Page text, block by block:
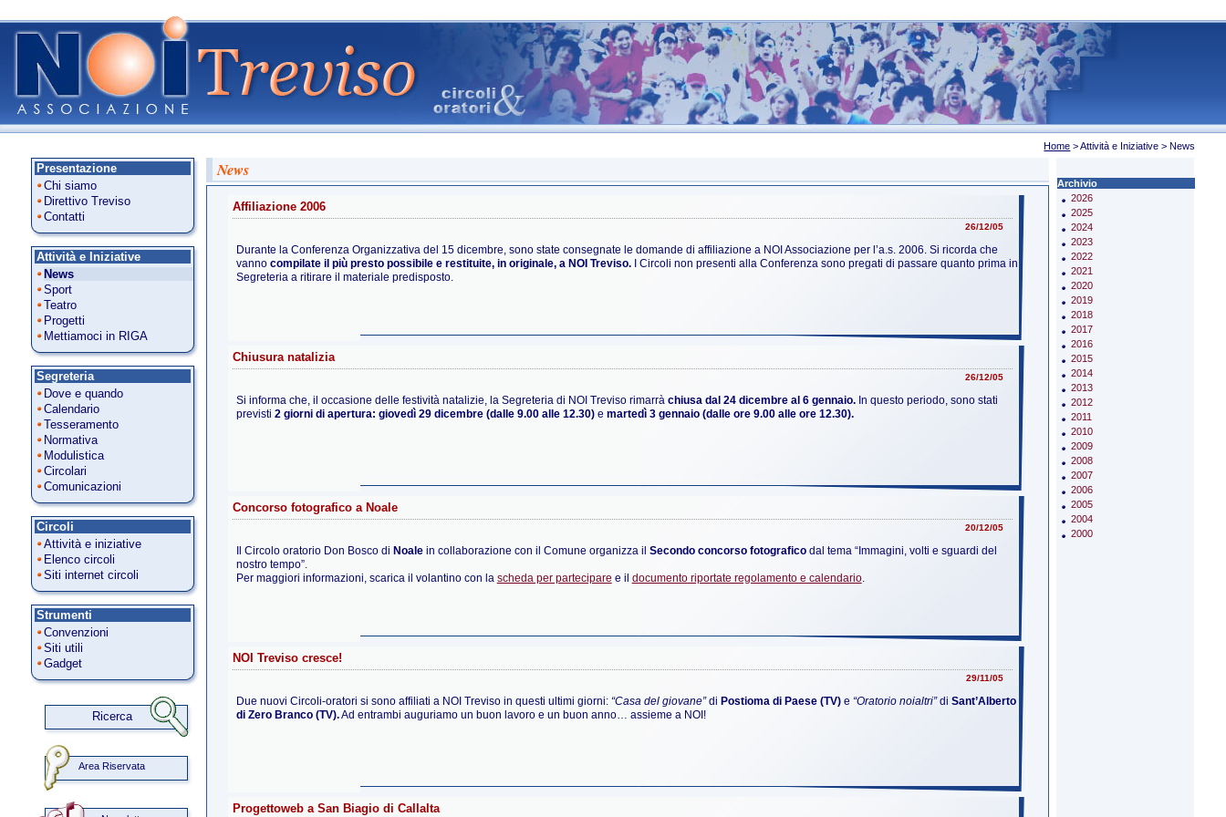
Home > Attività e Iniziative >News
Presentazione
Chi siamo
Direttivo Treviso
Contatti
Attività e Iniziative
News
Sport
Teatro
Progetti
Mettiamoci in RIGA
Segreteria
Dove e quando
Calendario
Tesseramento
Normativa
Modulistica
Circolari
Comunicazioni
Circoli
Attività e iniziative
Elenco circoli
Siti internet circoli
Strumenti
Convenzioni
Siti utili
Gadget
Ricerca
Area Riservata
News
Affiliazione 2006
26/12/05
Durante la Conferenza Organizzativa del 15 dicembre, sono state consegnate le domande di affiliazione a NOI Associazione per l’a.s. 2006. Si ricorda che
vanno compilate il più presto possibile e restituite, in originale, a NOI Treviso.
I Circoli non presenti alla Conferenza sono pregati di passare quanto prima in
Segreteria a ritirare il materiale predisposto.
Chiusura natalizia
26/12/05
Si informa che, il occasione delle festività natalizie, la Segreteria di NOI Treviso rimarrà chiusa dal 24 dicembre al 6 gennaio.In questo periodo, sono stati
previsti 2 giorni di apertura: giovedì 29 dicembre (dalle 9.00 alle 12.30)e martedì 3 gennaio (dalle ore 9.00 alle ore 12.30).
Concorso fotografico a Noale
20/12/05
Il Circolo oratorio Don Bosco di Noalein collaborazione con il Comune organizza il Secondo concorso fotograficodal tema “Immagini, volti e sguardi del
nostro tempo”.
Per maggiori informazioni, scarica il volantino con la scheda per partecipare e il documento riportate regolamento e calendario.
NOI Treviso cresce!
29/11/05
Due nuovi Circoli-oratori si sono affiliati a NOI Treviso in questi ultimi giorni: “Casa del giovane”di Postioma di Paese (TV)e “Oratorio noialtri”di Sant’Alberto
di Zero Branco (TV).Ad entrambi auguriamo un buon lavoro e un buon anno… assieme a NOI!
Progettoweb a San Biagio di Callalta
Archivio
2026
2025
2024
2023
2022
2021
2020
2019
2018
2017
2016
2015
2014
2013
2012
2011
2010
2009
2008
2007
2006
2005
2004
2000